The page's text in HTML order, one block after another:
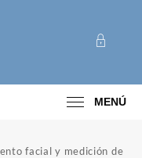
MENÚ
facial y medición de